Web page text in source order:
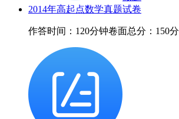
2014年高起点数学真题试卷
作答时间：120分钟卷面总分：150分